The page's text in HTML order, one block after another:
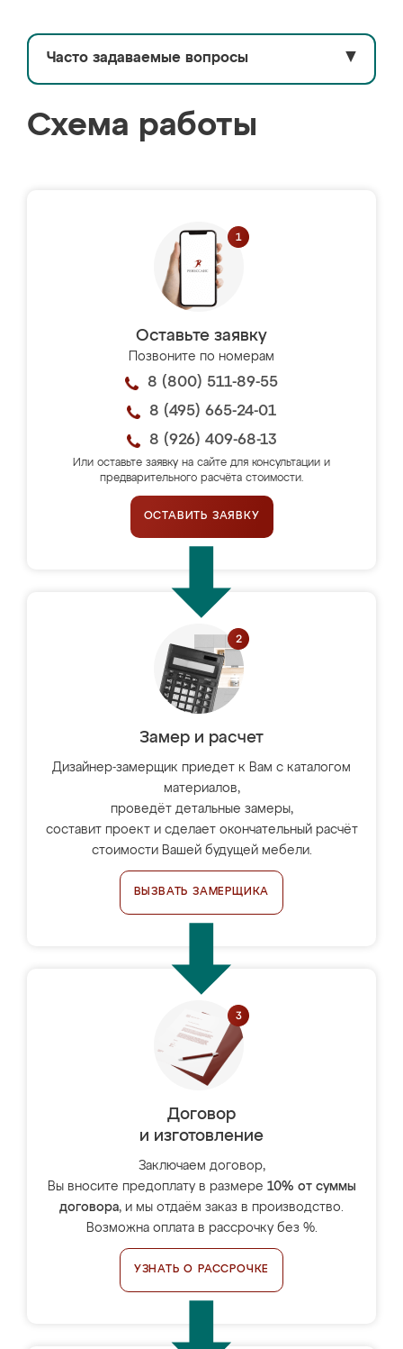
Часто задаваемые вопросы ▼
Схема работы
Оставьте заявку
Позвоните по номерам
8 (800) 511-89-55
8 (495) 665-24-01
8 (926) 409-68-13
Или оставьте заявку на сайте для консультации и
предварительного расчёта стоимости.
ОСТАВИТЬ ЗАЯВКУ
Замер и расчет
Дизайнер-замерщик приедет к Вам с каталогом
материалов,
проведёт детальные замеры,
составит проект и сделает окончательный расчёт
стоимости Вашей будущей мебели.
ВЫЗВАТЬ ЗАМЕРЩИКА
Договор
и изготовление
Заключаем договор,
Вы вносите предоплату в размере 10% от суммы
договора, и мы отдаём заказ в производство.
Возможна оплата в рассрочку без %.
УЗНАТЬ О РАССРОЧКЕ